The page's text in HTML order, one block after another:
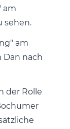
am
sehen.
am
Dan nach
der Rolle